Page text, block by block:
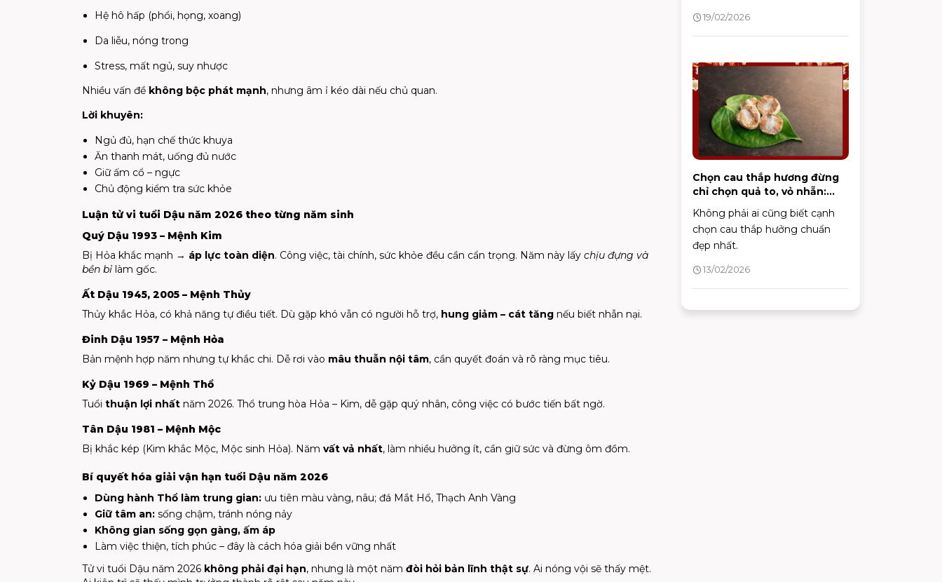
Hệ hô hấp (phổi, họng, xoang)
Da liễu, nóng trong
Stress, mất ngủ, suy nhược
Nhiều vấn đề không bộc phát mạnh, nhưng âm ỉ kéo dài nếu chủ quan.
Lời khuyên:
Ngủ đủ, hạn chế thức khuya
Ăn thanh mát, uống đủ nước
Giữ ấm cổ – ngực
Chủ động kiểm tra sức khỏe
Luận tử vi tuổi Dậu năm 2026 theo từng năm sinh
Quý Dậu 1993 – Mệnh Kim
Bị Hỏa khắc mạnh → áp lực toàn diện. Công việc, tài chính, sức khỏe đều cần cẩn trọng. Năm này lấy chịu đựng và
bền bỉ làm gốc.
Ất Dậu 1945, 2005 – Mệnh Thủy
Thủy khắc Hỏa, có khả năng tự điều tiết. Dù gặp khó vẫn có người hỗ trợ, hung giảm – cát tăng nếu biết nhẫn nại.
Đinh Dậu 1957 – Mệnh Hỏa
Bản mệnh hợp năm nhưng tự khắc chi. Dễ rơi vào mâu thuẫn nội tâm, cần quyết đoán và rõ ràng mục tiêu.
Kỷ Dậu 1969 – Mệnh Thổ
Tuổi thuận lợi nhất năm 2026. Thổ trung hòa Hỏa – Kim, dễ gặp quý nhân, công việc có bước tiến bất ngờ.
Tân Dậu 1981 – Mệnh Mộc
Bị khắc kép (Kim khắc Mộc, Mộc sinh Hỏa). Năm vất vả nhất, làm nhiều hưởng ít, cần giữ sức và đừng ôm đồm.
Bí quyết hóa giải vận hạn tuổi Dậu năm 2026
Dùng hành Thổ làm trung gian: ưu tiên màu vàng, nâu; đá Mắt Hổ, Thạch Anh Vàng
Giữ tâm an: sống chậm, tránh nóng nảy
Không gian sống gọn gàng, ấm áp
Làm việc thiện, tích phúc – đây là cách hóa giải bền vững nhất
Tử vi tuổi Dậu năm 2026 không phải đại hạn, nhưng là một năm đòi hỏi bản lĩnh thật sự. Ai nóng vội sẽ thấy mệt.
sẹo và vết thâm. Bài viết dưới
đây sẽ mang đến góc nhìn
kiểm soát mụn hiệu quả và duy
trì làn da khỏe mạnh lâu dài.
19/02/2026
Chọn cau thắp hương đừng
chỉ chọn quả to, vỏ nhẵn:
Đây mới là 3 điểm cần nhìn,
chỉ người "sành" mới biết
Không phải ai cũng biết cạnh
chọn cau thắp hưởng chuẩn
đẹp nhất.
13/02/2026